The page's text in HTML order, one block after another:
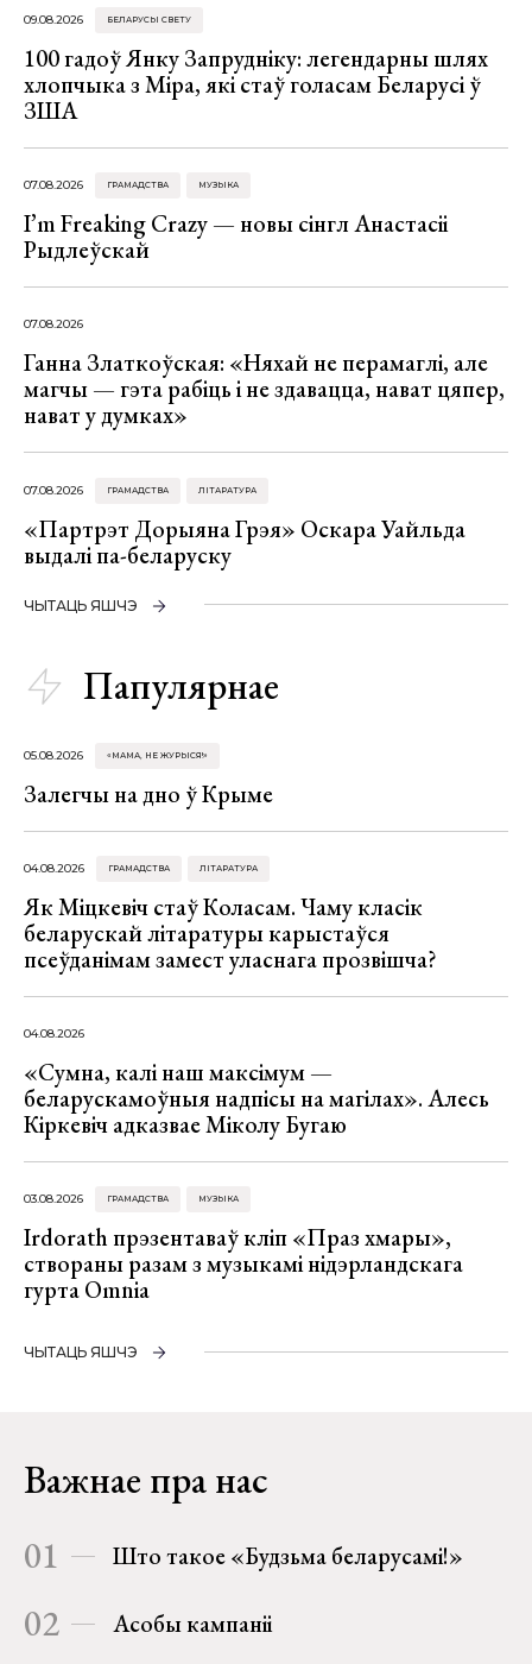
09.08.2026 БЕЛАРУСЫ СВЕТУ
100 гадоў Янку Запрудніку: легендарны шлях
хлопчыка з Міра, які стаў голасам Беларусі ў
ЗША
07.08.2026 ГРАМАДСТВА МУЗЫКА
I’m Freaking Crazy — новы сінгл Анастасіі
Рыдлеўскай
07.08.2026
Ганна Златкоўская: «Няхай не перамаглі, але
магчы — гэта рабіць і не здавацца, нават цяпер,
нават у думках»
07.08.2026 ГРАМАДСТВА ЛІТАРАТУРА
«Партрэт Дорыяна Грэя» Оскара Уайльда
выдалі па-беларуску
ЧЫТАЦЬ ЯШЧЭ
Папулярнае
05.08.2026 «МАМА, НЕ ЖУРЫСЯ!»
Залегчы на дно ў Крыме
04.08.2026 ГРАМАДСТВА ЛІТАРАТУРА
Як Міцкевіч стаў Коласам. Чаму класік
беларускай літаратуры карыстаўся
псеўданімам замест уласнага прозвішча?
04.08.2026
«Сумна, калі наш максімум —
беларускамоўныя надпісы на магілах». Алесь
Кіркевіч адказвае Міколу Бугаю
03.08.2026 ГРАМАДСТВА МУЗЫКА
Irdorath прэзентаваў кліп «Праз хмары»,
створаны разам з музыкамі нідэрландскага
гурта Omnia
ЧЫТАЦЬ ЯШЧЭ
Важнае пра нас
01 Што такое «Будзьма беларусамі!»
02 Асобы кампаніі